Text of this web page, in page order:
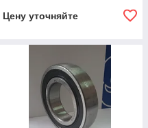
Цену уточняйте